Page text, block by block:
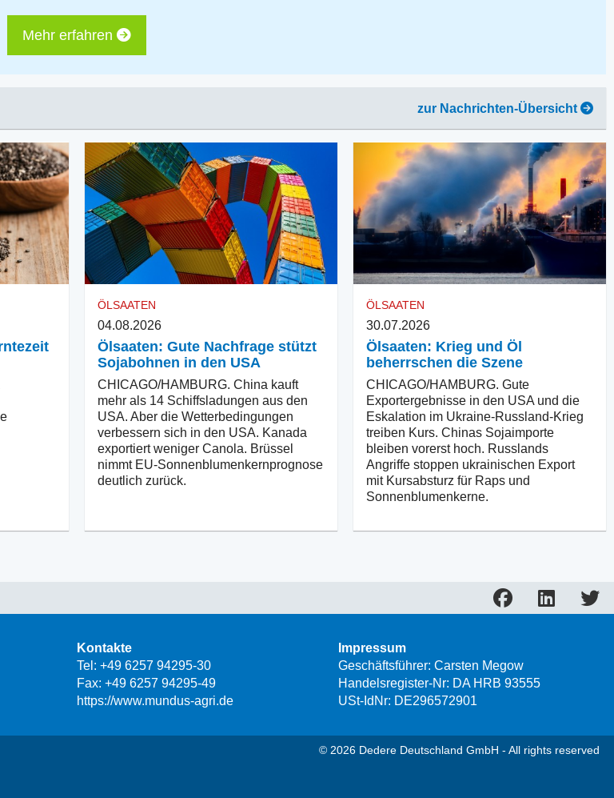
Mehr erfahren
zur Nachrichten-Übersicht
ÖLSAATEN
04.08.2026
Ölsaaten: Gute Nachfrage stützt
Sojabohnen in den USA
CHICAGO/HAMBURG. China kauft
mehr als 14 Schiffsladungen aus den
USA. Aber die Wetterbedingungen
verbessern sich in den USA. Kanada
exportiert weniger Canola. Brüssel
nimmt EU-Sonnenblumenkernprognose
deutlich zurück.
ÖLSAATEN
30.07.2026
Ölsaaten: Krieg und Öl
beherrschen die Szene
CHICAGO/HAMBURG. Gute
Exportergebnisse in den USA und die
Eskalation im Ukraine-Russland-Krieg
treiben Kurs. Chinas Sojaimporte
bleiben vorerst hoch. Russlands
Angriffe stoppen ukrainischen Export
mit Kursabsturz für Raps und
Sonnenblumenkerne.
Kontakte
Tel: +49 6257 94295-30
Fax: +49 6257 94295-49
https://www.mundus-agri.de
Impressum
Geschäftsführer: Carsten Megow
Handelsregister-Nr: DA HRB 93555
USt-IdNr: DE296572901
© 2026 Dedere Deutschland GmbH - All rights reserved